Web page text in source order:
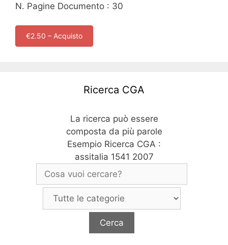
N. Pagine Documento : 30
€2.50 – Acquisto
Ricerca CGA
La ricerca può essere
composta da più parole
Esempio Ricerca CGA :
assitalia 1541 2007